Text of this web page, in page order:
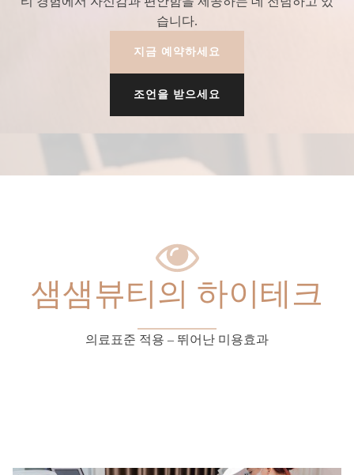
습니다.
지금 예약하세요
조언을 받으세요
샘샘뷰티의 하이테크
의료표준 적용 – 뛰어난 미용효과